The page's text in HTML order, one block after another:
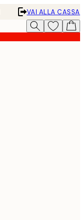
VAI ALLA CASSA